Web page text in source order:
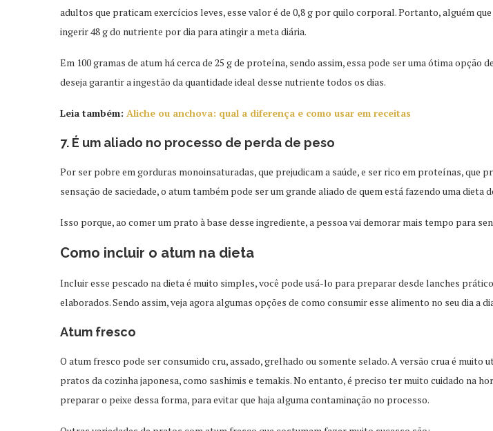
adultos que praticam exercícios leves, esse valor é de 0,8 g por quilo corporal. Portanto, alguém que
ingerir 48 g do nutriente por dia para atingir a meta diária.
Em 100 gramas de atum há cerca de 25 g de proteína, sendo assim, essa pode ser uma ótima opção
deseja garantir a ingestão da quantidade ideal desse nutriente todos os dias.
Leia também: Aliche ou anchova: qual a diferença e como usar em receitas
7. É um aliado no processo de perda de peso
Por ser pobre em gorduras monoinsaturadas, que prejudicam a saúde, e ser rico em proteínas, que
sensação de saciedade, o atum também pode ser um grande aliado de quem está fazendo uma dieta
Isso porque, ao comer um prato à base desse ingrediente, a pessoa vai demorar mais tempo para
Como incluir o atum na dieta
Incluir esse pescado na dieta é muito simples, você pode usá-lo para preparar desde lanches
elaborados. Sendo assim, veja agora algumas opções de como consumir esse alimento no seu dia a
Atum fresco
O atum fresco pode ser consumido cru, assado, grelhado ou somente selado. A versão crua é muito
pratos da cozinha japonesa, como sashimis e temakis. No entanto, é preciso ter muito cuidado na
preparar o peixe dessa forma, para evitar que haja alguma contaminação no processo.